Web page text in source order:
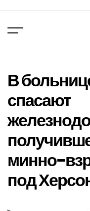
вмісту
В
спасают
минно-
под